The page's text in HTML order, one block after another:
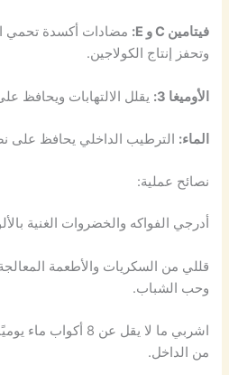
فيتامين C و E:
مضادات أكسدة تحمي
وتحفز إنتاج الكولاجين.
الأوميغا 3: يقلل الالتهابات ويحافظ
الماء: الترطيب الداخلي يحافظ على
نصائح عملية:
أدرجي الفواكه والخضروات الغنية
قللي من السكريات والأطعمة
وحب الشباب.
اشربي ما لا يقل عن 8
من الداخل.